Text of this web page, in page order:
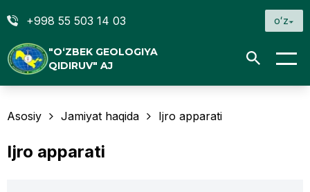
+998 55 503 14 03 oʻz
"O‘ZBEK GEOLOGIYA
QIDIRUV" AJ
Asosiy Jamiyat haqida Ijro apparati
Ijro apparati